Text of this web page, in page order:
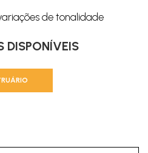
de tonalidade
DISPONÍVEIS